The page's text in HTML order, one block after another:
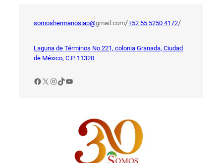
somoshermanosiap@gmail.com/+52 55 5250 4172/
Laguna de Términos No.221, colonia Granada, Ciudad
de México, C.P. 11320
Facebook
X Instagram
TikTok
YouTube